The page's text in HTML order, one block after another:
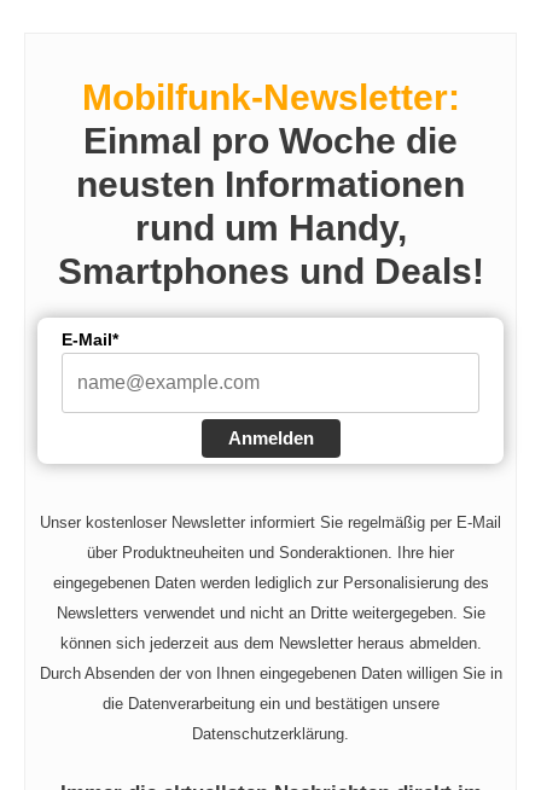
Mobilfunk-Newsletter:
Einmal pro Woche die
neusten Informationen
rund um Handy,
Smartphones und Deals!
E-Mail*
Anmelden
Unser kostenloser Newsletter informiert Sie regelmäßig per E-Mail
über Produktneuheiten und Sonderaktionen. Ihre hier
eingegebenen Daten werden lediglich zur Personalisierung des
Newsletters verwendet und nicht an Dritte weitergegeben. Sie
können sich jederzeit aus dem Newsletter heraus abmelden.
Durch Absenden der von Ihnen eingegebenen Daten willigen Sie in
die Datenverarbeitung ein und bestätigen unsere
Datenschutzerklärung.